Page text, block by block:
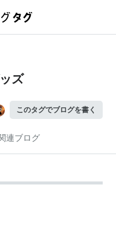
ズ
このタグでブログを書く
連ブログ